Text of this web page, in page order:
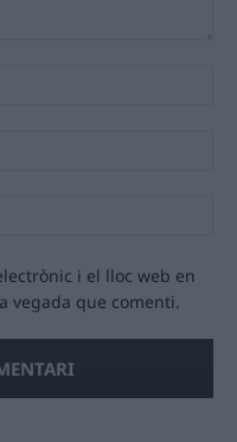
i el lloc web en
vegada que comenti.